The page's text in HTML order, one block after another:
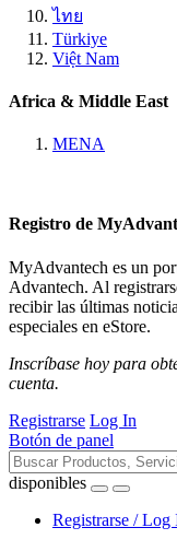
ไทย
Türkiye
Việt Nam
Africa & Middle East
MENA
Registro de
MyAdvantech es un
Advantech. Al
recibir las últimas
especiales en eStore.
Inscríbase hoy para
cuenta.
Registrarse Log In
Botón de panel
disponibles
Registrarse / Log